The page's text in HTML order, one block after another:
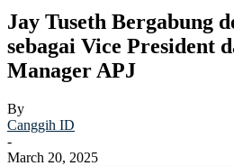
Jay Tuseth Bergabung
sebagai Vice President
Manager APJ
By
Canggih ID
-
March 20, 2025